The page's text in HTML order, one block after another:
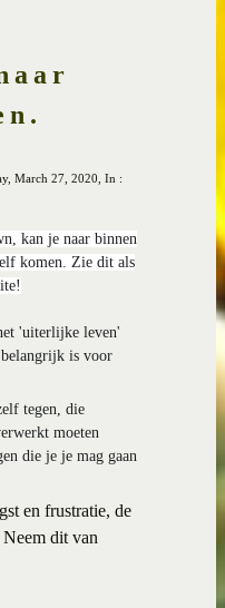
March 27, 2020, In :
kan je naar binnen
komen. Zie dit als
'uiterlijke leven'
is voor
tegen, die
moeten
die je je mag gaan
en frustratie, de
dit van